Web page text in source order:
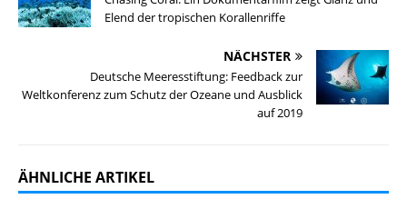
Elend der tropischen Korallenriffe
NÄCHSTER
Deutsche Meeresstiftung: Feedback zur
Weltkonferenz zum Schutz der Ozeane und Ausblick
auf 2019
ÄHNLICHE ARTIKEL